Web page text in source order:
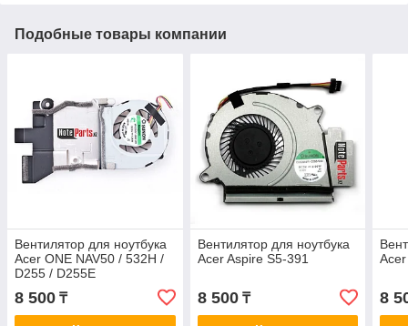
Подобные товары компании
Вентилятор для ноутбука
Acer ONE NAV50 / 532H /
D255 / D255E
8 500 ₸
Вентилятор для ноутбука
Acer Aspire S5-391
8 500₸ 8